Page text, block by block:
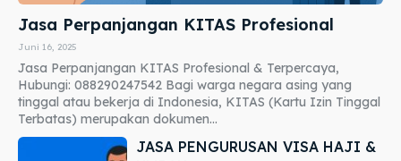
Jasa Perpanjangan KITAS Profesional
Juni 16, 2025
Jasa Perpanjangan KITAS Profesional & Terpercaya,
Hubungi: 088290247542 Bagi warga negara asing yang
tinggal atau bekerja di Indonesia, KITAS (Kartu Izin Tinggal
Terbatas) merupakan dokumen...
JASA PENGURUSAN VISA HAJI &